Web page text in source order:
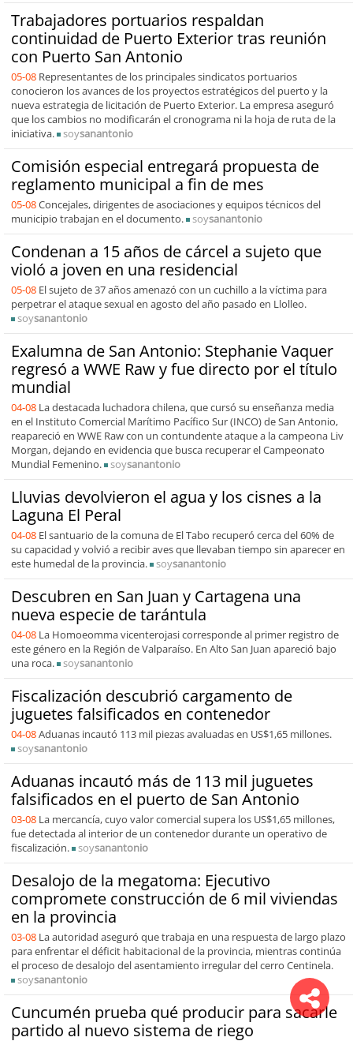
Trabajadores portuarios respaldan
continuidad de Puerto Exterior tras reunión
con Puerto San Antonio
05-08 Representantes de los principales sindicatos portuarios
conocieron los avances de los proyectos estratégicos del puerto y la
nueva estrategia de licitación de Puerto Exterior. La empresa aseguró
que los cambios no modificarán el cronograma ni la hoja de ruta de la
iniciativa.
soysanantonio
Comisión especial entregará propuesta de
reglamento municipal a fin de mes
05-08Concejales, dirigentes de asociaciones y equipos técnicos del
municipio trabajan en el documento.
soysanantonio
Condenan a 15 años de cárcel a sujeto que
violó a joven en una residencial
05-08 El sujeto de 37 años amenazó con un cuchillo a la víctima para
perpetrar el ataque sexual en agosto del año pasado en Llolleo.
soysanantonio
Exalumna de San Antonio: Stephanie Vaquer
regresó a WWE Raw y fue directo por el título
mundial
04-08 La destacada luchadora chilena, que cursó su enseñanza media
en el Instituto Comercial Marítimo Pacífico Sur (INCO) de San Antonio,
reapareció en WWE Raw con un contundente ataque a la campeona Liv
Morgan, dejando en evidencia que busca recuperar el Campeonato
Mundial Femenino.
soysanantonio
Lluvias devolvieron el agua y los cisnes a la
Laguna El Peral
04-08 El santuario de la comuna de El Tabo recuperó cerca del 60% de
su capacidad y volvió a recibir aves que llevaban tiempo sin aparecer en
este humedal de la provincia.
soysanantonio
Descubren en San Juan y Cartagena una
nueva especie de tarántula
04-08 La Homoeomma vicenterojasi corresponde al primer registro de
este género en la Región de Valparaíso. En Alto San Juan apareció bajo
una roca.
soysanantonio
Fiscalización descubrió cargamento de
juguetes falsificados en contenedor
04-08Aduanas incautó 113 mil piezas avaluadas en US$1,65 millones.
soysanantonio
Aduanas incautó más de 113 mil juguetes
falsificados en el puerto de San Antonio
03-08 La mercancía, cuyo valor comercial supera los US$1,65 millones,
fue detectada al interior de un contenedor durante un operativo de
fiscalización.
soysanantonio
Desalojo de la megatoma: Ejecutivo
compromete construcción de 6 mil viviendas
en la provincia
03-08 La autoridad aseguró que trabaja en una respuesta de largo plazo
para enfrentar el déficit habitacional de la provincia, mientras continúa
el proceso de desalojo del asentamiento irregular del cerro Centinela.
soysanantonio
Cuncumén prueba qué producir para sacarle
partido al nuevo sistema de riego